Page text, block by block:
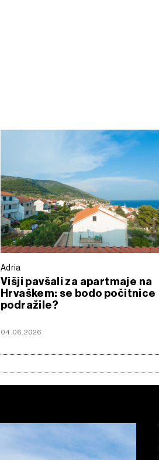
Adria
Višji pavšali za apartmaje na
Hrvaškem: se bodo počitnice
podražile?
04.06.2026